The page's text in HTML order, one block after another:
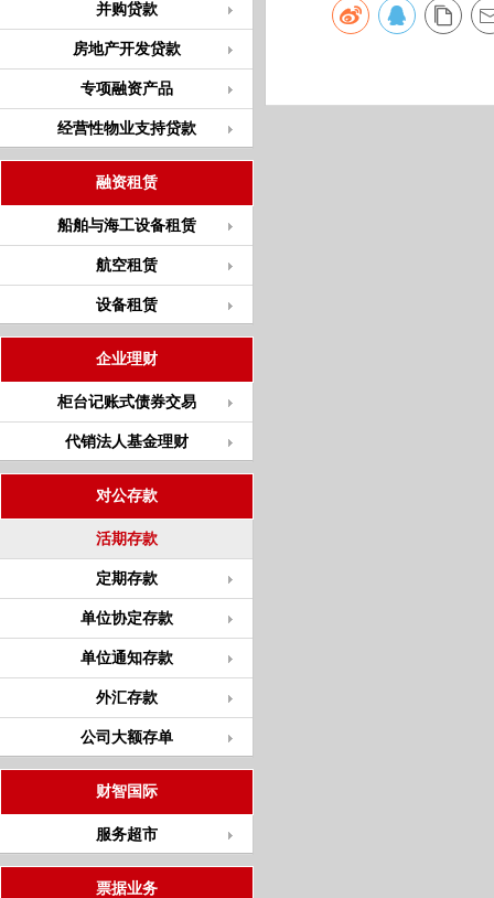
并购贷款
房地产开发贷款
专项融资产品
经营性物业支持贷款
融资租赁
船舶与海工设备租赁
航空租赁
设备租赁
企业理财
柜台记账式债券交易
代销法人基金理财
对公存款
活期存款
定期存款
单位协定存款
单位通知存款
外汇存款
公司大额存单
财智国际
服务超市
票据业务